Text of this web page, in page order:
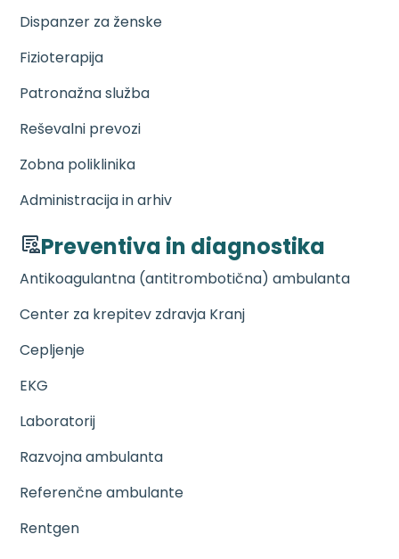
Dispanzer za ženske
Fizioterapija
Patronažna služba
Reševalni prevozi
Zobna poliklinika
Administracija in arhiv
Preventiva in diagnostika
Antikoagulantna (antitrombotična) ambulanta
Center za krepitev zdravja Kranj
Cepljenje
EKG
Laboratorij
Razvojna ambulanta
Referenčne ambulante
Rentgen